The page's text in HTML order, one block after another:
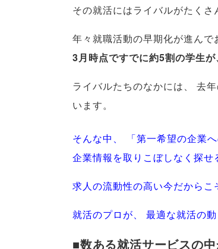
その就活にはライバルがたくさ
年々就職活動の早期化が進んで
3月時点ですでに約5割の学生が
ライバルたちのなかには、 去
います。
そんな中 、 「第一希望の企業
企業情報を取りこぼしなく探
求人の流動性の高い今だからこ
就活のプロが、 最適な就活の
■数ある就活サービスの中